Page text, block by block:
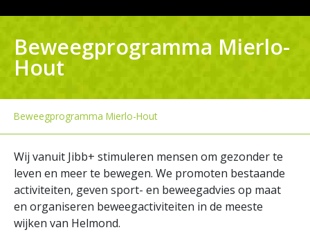
Beweegprogramma Mierlo-
Hout
Beweegprogramma Mierlo-Hout
Wij vanuit Jibb+ stimuleren mensen om gezonder te
leven en meer te bewegen. We promoten bestaande
activiteiten, geven sport- en beweegadvies op maat
en organiseren beweegactiviteiten in de meeste
wijken van Helmond.